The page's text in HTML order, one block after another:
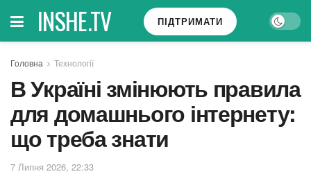
INSHE.TV ПІДТРИМАТИ
Головна Технології
В Україні змінюють правила
для домашнього інтернету:
що треба знати
7 Липня 2026, 22:33